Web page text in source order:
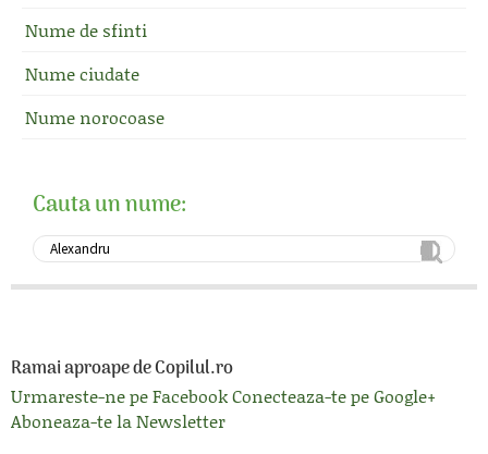
Nume de sfinti
Nume ciudate
Nume norocoase
Cauta un nume:
Ramai aproape de Copilul.ro
Urmareste-ne pe FacebookConecteaza-te pe Google+
Aboneaza-te la Newsletter